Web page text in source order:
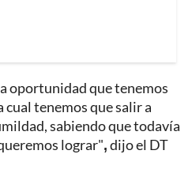
oportunidad que tenemos
cual tenemos que salir a
sabiendo que todavía
lograr",dijo el DT